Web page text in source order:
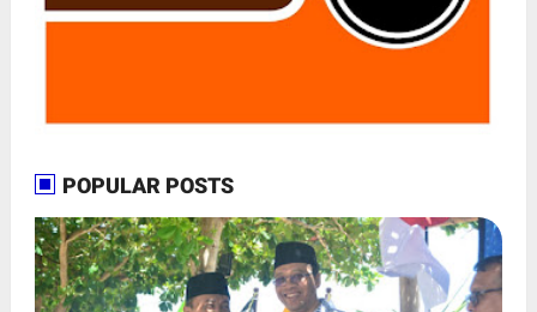
POPULAR POSTS